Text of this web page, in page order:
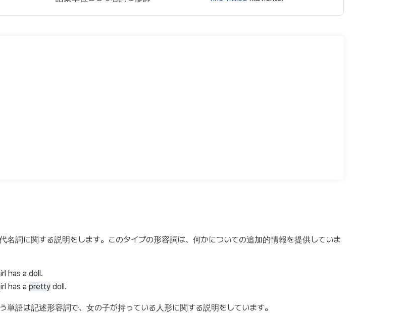
名詞に関する説明をします。このタイプの形容詞は、何かについての追加的情報を提供していま
has a doll.
has a pretty doll.
う単語は記述形容詞で、女の子が持っている人形に関する説明をしています。